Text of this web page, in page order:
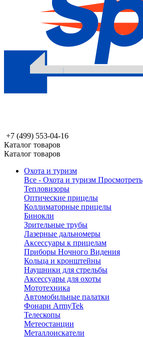
+7 (499) 553-04-16
Каталог товаров
Каталог товаров
Охота и туризм
Все - Охота и туризм Просмотреть
Тепловизоры
Оптические прицелы
Коллиматорные прицелы
Бинокли
Зрительные трубы
Лазерные дальномеры
Аксессуары к прицелам
Приборы Ночного Видения
Кольца и кронштейны
Наушники для стрельбы
Аксессуары для охоты
Мототехника
Автомобильные палатки
Фонари ArmyTek
Телескопы
Метеостанции
Металлоискатели